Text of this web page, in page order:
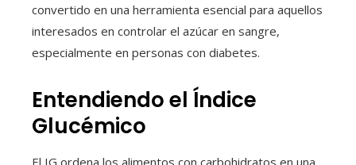
convertido en una herramienta esencial para aquellos
interesados en controlar el azúcar en sangre,
especialmente en personas con diabetes.
Entendiendo el Índice
Glucémico
El IG ordena los alimentos con carbohidratos en una